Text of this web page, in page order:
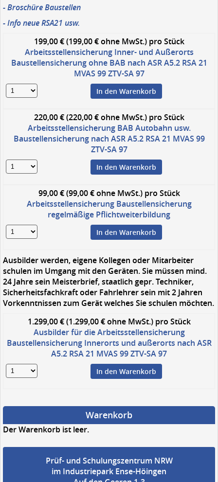
- Broschüre Baustellen
- Info neue RSA21 usw.
199,00 € (199,00 € ohne MwSt.) pro Stück
Arbeitsstellensicherung Inner- und Außerorts
Baustellensicherung ohne BAB nach ASR A5.2 RSA 21
MVAS 99 ZTV-SA 97
In den Warenkorb
220,00 € (220,00 € ohne MwSt.) pro Stück
Arbeitsstellensicherung BAB Autobahn usw.
Baustellensicherung nach ASR A5.2 RSA 21 MVAS 99
ZTV-SA 97
In den Warenkorb
99,00 € (99,00 € ohne MwSt.) pro Stück
Arbeitsstellensicherung Baustellensicherung
regelmäßige Pflichtweiterbildung
In den Warenkorb
Ausbilder werden, eigene Kollegen oder Mitarbeiter
schulen im Umgang mit den Geräten. Sie müssen mind.
24 Jahre sein Meisterbrief, staatlich gepr. Techniker,
Sicherheitsfachkraft oder Fahrlehrer sein mit 2 Jahren
Vorkenntnissen zum Gerät welches Sie schulen möchten.
1.299,00 € (1.299,00 € ohne MwSt.) pro Stück
Ausbilder für die Arbeitsstellensicherung
Baustellensicherung Innerorts und außerorts nach ASR
A5.2 RSA 21 MVAS 99 ZTV-SA 97
In den Warenkorb
Warenkorb
Der Warenkorb ist leer.
Prüf- und Schulungszentrum NRW
im Industriepark Ense-Höingen